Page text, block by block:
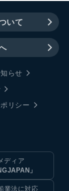
いて
らせ
リシー
ディア
」
業法に対応